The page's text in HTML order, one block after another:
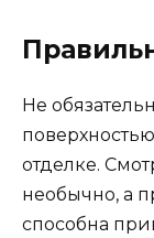
Не
отделке.
необычно, а
способна